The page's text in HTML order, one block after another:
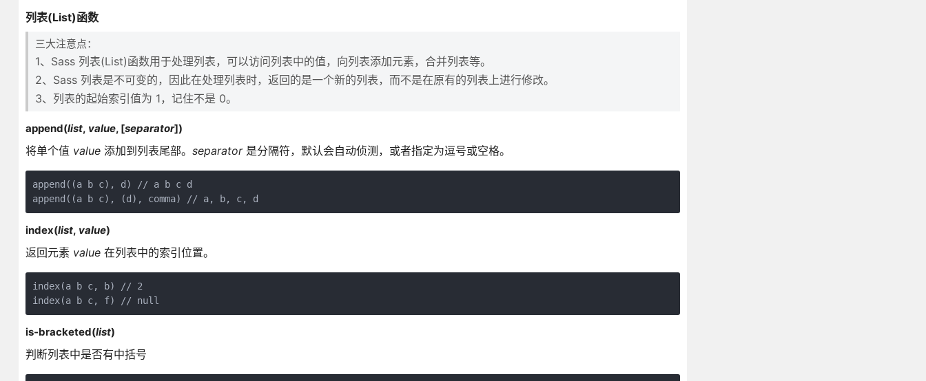
列表(List)函数
三大注意点：
1、Sass 列表(List)函数用于处理列表，可以访问列表中的值，向列表添加元素，合并列表等。
2、Sass 列表是不可变的，因此在处理列表时，返回的是一个新的列表，而不是在原有的列表上进行修改。
3、列表的起始索引值为 1，记住不是 0。
append(list, value, [separator])
将单个值 value添加到列表尾部。 separator是分隔符，默认会自动侦测，或者指定为逗号或空格。
append((a b c), d) // a b c d
append((a b c), (d), comma) // a, b, c, d
index(list, value)
返回元素 value在列表中的索引位置。
index(a b c, b) // 2
index(a b c, f) // null
is-bracketed(list)
判断列表中是否有中括号